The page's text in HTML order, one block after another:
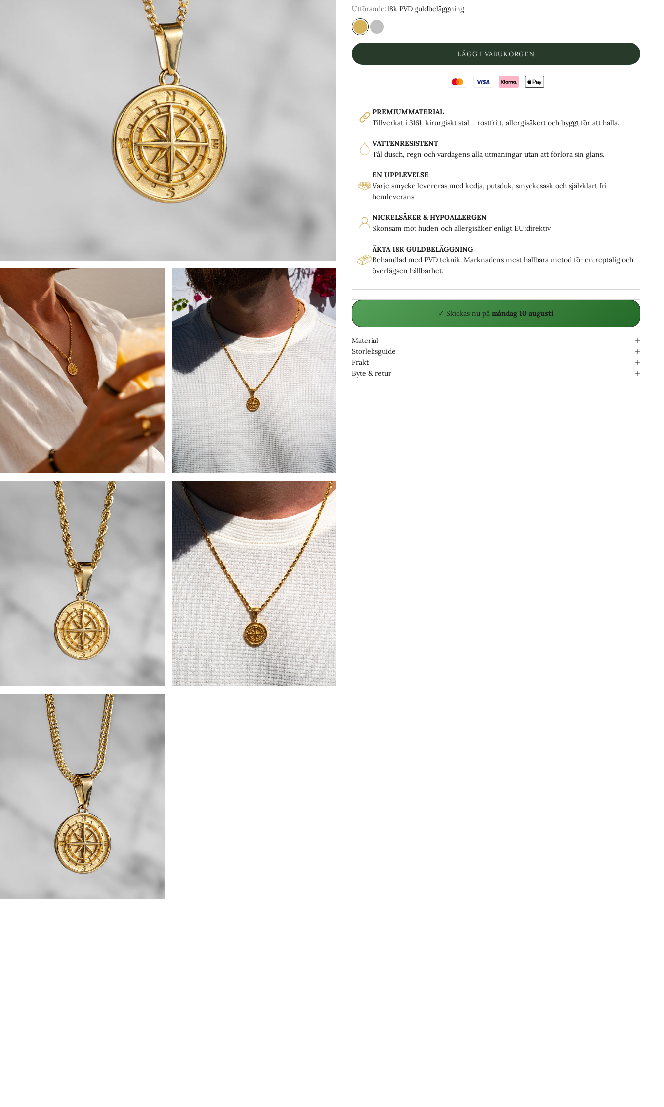
Utförande:18k PVD guldbeläggning
18k PVD guldbeläggning
316-L Kirurgiskt stål
LÄGG I VARUKORGEN
PREMIUMMATERIAL
Tillverkat i 316L kirurgiskt stål – rostfritt, allergisäkert och byggt för att hålla.
VATTENRESISTENT
Tål dusch, regn och vardagens alla utmaningar utan att förlora sin glans.
EN UPPLEVELSE
Varje smycke levereras med kedja, putsduk, smyckesask och självklart fri
hemleverans.
NICKELSÄKER & HYPOALLERGEN
Skonsam mot huden och allergisäker enligt EU:direktiv
ÄKTA 18K GULDBELÄGGNING
Behandlad med PVD teknik. Marknadens mest hållbara metod för en reptålig och
överlägsen hållbarhet.
✓ Skickas nu på måndag 10 augusti
Material
Storleksguide
Frakt
Byte & retur